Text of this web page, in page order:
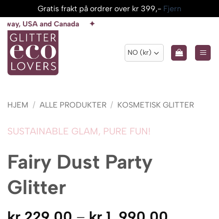
Gratis frakt på ordrer over kr 399,- Fjern
Skip
content
Canada ✦
HJEM / ALLE PRODUKTER / KOSMETISK GLITTER
SUSTAINABLE GLAM, PURE FUN!
Fairy Dust Party
Glitter